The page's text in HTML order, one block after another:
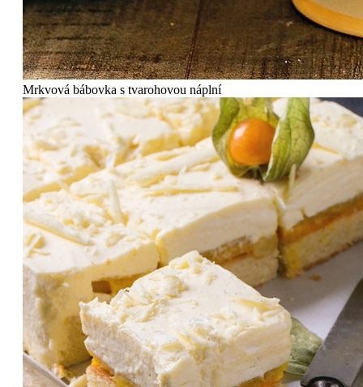
Mrkvová bábovka s tvarohovou náplní